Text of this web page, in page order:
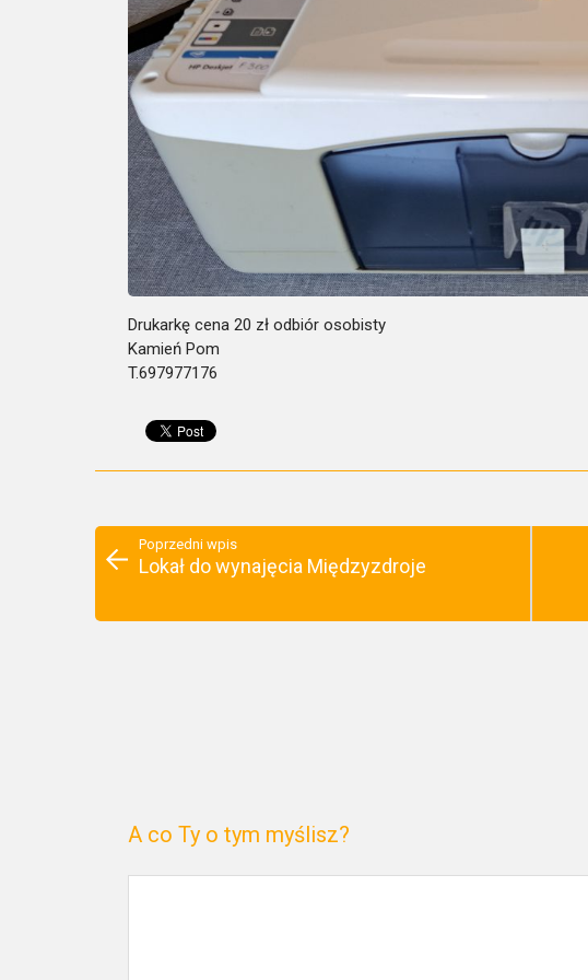
Drukarkę cena 20 zł odbiór osobisty
Kamień Pom
T.697977176
Poprzedni wpis
Lokał do wynajęcia Międzyzdroje
A co Ty o tym myślisz?